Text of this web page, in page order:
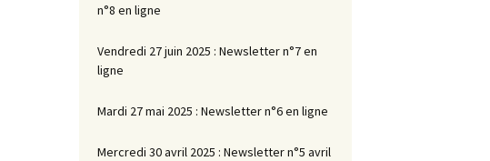
n°8 en ligne
Vendredi 27 juin 2025 : Newsletter n°7 en
ligne
Mardi 27 mai 2025 : Newsletter n°6 en ligne
Mercredi 30 avril 2025 : Newsletter n°5 avril